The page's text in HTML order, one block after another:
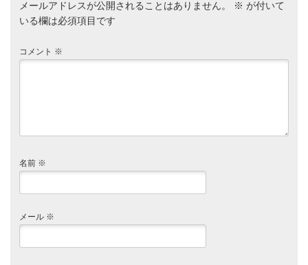
メールアドレスが公開されることはありません。 ※ が付いて
いる欄は必須項目です
コメント ※
名前 ※
メール ※